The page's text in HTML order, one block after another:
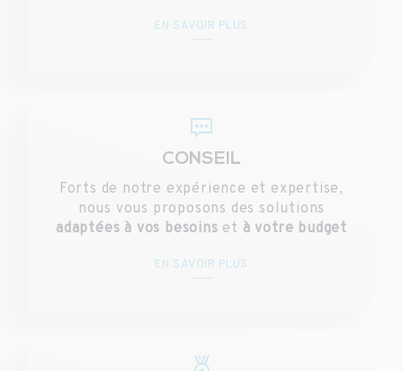
EN SAVOIR PLUS
CONSEIL
Forts de notre expérience et expertise,
nous vous proposons des solutions
adaptées à vos besoins et à votre budget
EN SAVOIR PLUS